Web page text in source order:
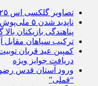
تصاویر گلکسی اس ۲۵ اف‌ای لو رفت
ناپدید
پناهندگی بازیکنان
ترکیب سپاهان مقابل
کمپین عید قربان
دریافت جوایز ویژه
ورود آستان قدس
“فملی”